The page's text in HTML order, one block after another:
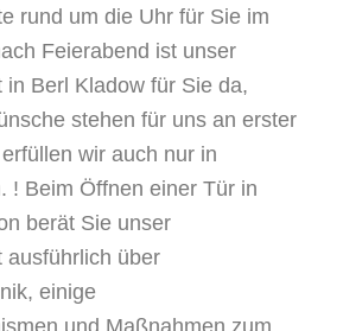
rund um die Uhr für Sie im
Feierabend ist unser
in Berl Kladow für Sie da,
stehen für uns an erster
wir auch nur in
! Beim Öffnen einer Tür in
berät Sie unser
ausführlich über
einige
und Maßnahmen zum